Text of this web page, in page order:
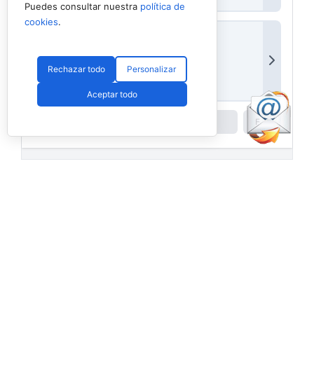
Puedes consultar nuestra política de
cookies.
Rechazar todo Personalizar
Aceptar todo